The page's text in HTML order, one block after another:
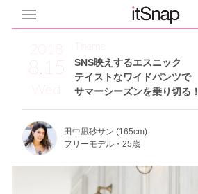
2018
8.15
Wed
SNS映えするエスニック
テイストなワイドパンツで
サマーシーズンを乗り切る！
Theme
田中凪砂サン (165cm)
フリーモデル・25歳